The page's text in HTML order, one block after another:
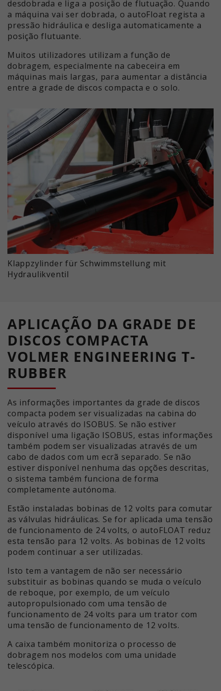
desdobrada e liga a posição de flutuação. Quando
a máquina vai ser dobrada, o autoFloat regista a
pressão hidráulica e desliga automaticamente a
posição flutuante.
Muitos utilizadores utilizam a função de
dobragem, especialmente na cabeceira em
máquinas mais largas, para aumentar a distância
entre a grade de discos compacta e o solo.
Klappzylinder für Schwimmstellung mit
Hydraulikventil
APLICAÇÃO DA GRADE DE
DISCOS COMPACTA
VOLMER ENGINEERING T-
RUBBER
As informações importantes da grade de discos
compacta podem ser visualizadas na cabina do
veículo através do ISOBUS. Se não estiver
disponível uma ligação ISOBUS, estas informações
também podem ser visualizadas através de um
cabo de dados com um ecrã separado. Se não
estiver disponível nenhuma das opções descritas,
o sistema também funciona de forma
completamente autónoma.
Estão instaladas bobinas de 12 volts para comutar
as válvulas hidráulicas. Se for aplicada uma tensão
de funcionamento de 24 volts, o autoFLOAT reduz
esta tensão para 12 volts. As bobinas de 12 volts
podem continuar a ser utilizadas.
Isto tem a vantagem de não ser necessário
substituir as bobinas quando se muda o veículo
de reboque, por exemplo, de um veículo
autopropulsionado com uma tensão de
funcionamento de 24 volts para um trator com
uma tensão de funcionamento de 12 volts.
A caixa também monitoriza o processo de
dobragem nos modelos com uma unidade
telescópica.